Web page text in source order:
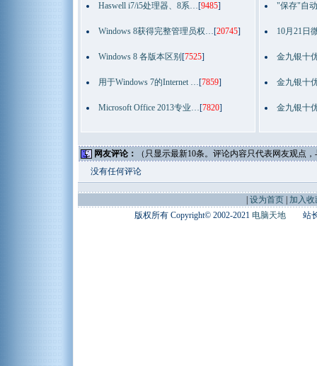
Haswell i7/i5处理器、8系…[9485]
Windows 8获得完整管理员权…[20745]
Windows 8 各版本区别 [7525]
用于Windows 7的Internet …[7859]
Microsoft Office 2013专业…[7820]
"保存"自
10月21日
金九银十
金九银十
金九银十
网友评论：
（只显示最新10条。评论内容只代表网友观点
没有任何评论
设为首页|
加入收
版权所有 Copyright© 2002-2021 电脑天地 站